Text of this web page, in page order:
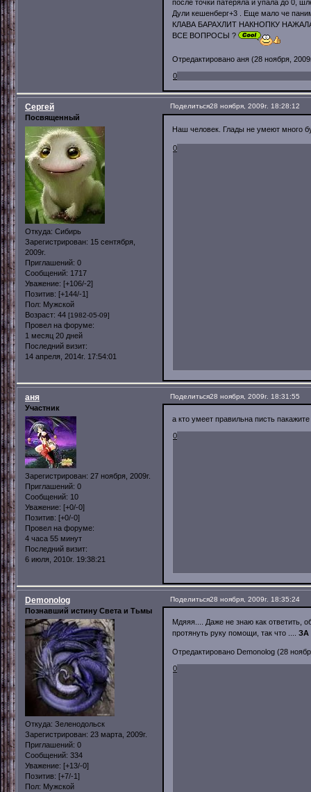
после точки патеряла и упала до 0,
Дули кешенберг+3 . Еще мало че
КЛАВА БАРАХЛИТ НАКНОПКУ
ВСЕ ВОПРОСЫ ?
Отредактировано аня (28 ноября,
0
Поделиться28 ноября, 2009г. 18:28:12
Сергей
Посвященный
Откуда: Сибирь
Зарегистрирован: 15 сентября,
2009г.
Приглашений: 0
Сообщений: 1717
Уважение: [+106/-2]
Позитив: [+144/-1]
Пол: Мужской
Возраст: 44 [1982-05-09]
Провел на форуме:
1 месяц 20 дней
Последний визит:
14 апреля, 2014г. 17:54:01
Наш человек. Глады не умеют много
0
Поделиться28 ноября, 2009г. 18:31:55
аня
Участник
Зарегистрирован: 27 ноября, 2009г.
Приглашений: 0
Сообщений: 10
Уважение: [+0/-0]
Позитив: [+0/-0]
Провел на форуме:
4 часа 55 минут
Последний визит:
6 июля, 2010г. 19:38:21
а кто умеет правильна писть
0
Поделиться28 ноября, 2009г. 18:35:24
Demonolog
Познавший истину Света и Тьмы
Откуда: Зеленодольск
Зарегистрирован: 23 марта, 2009г.
Приглашений: 0
Сообщений: 334
Уважение: [+13/-0]
Позитив: [+7/-1]
Пол: Мужской
Мдяяя.... Даже не знаю как ответить,
протянуть руку помощи, так что .... ЗА
Отредактировано Demonolog (28
0